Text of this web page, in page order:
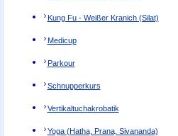
Kung Fu - Weißer Kranich (Silat)
Medicup
Parkour
Schnupperkurs
Vertikaltuchakrobatik
Yoga (Hatha, Prana, Sivananda)